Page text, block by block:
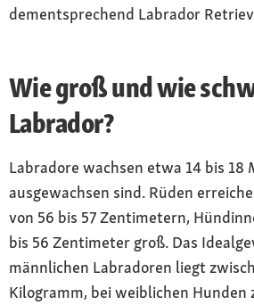
dementsprechend Labrador
Wie groß und wie
Labrador?
Labradore wachsen etwa 14 bis 18
ausgewachsen sind. Rüden
von 56 bis 57 Zentimetern,
bis 56 Zentimeter groß. Das
männlichen Labradoren liegt
Kilogramm, bei weiblichen Hunden